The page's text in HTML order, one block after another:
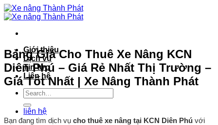
Bỏ
qua
dung
Giới thiệu
Dịch vụ
Tin tức
Liên hệ
liên hệ
Bảng Giá Cho Thuê Xe Nâng KCN
Diên Phú – Giá Rẻ Nhất Thị Trường –
Giá Tốt Nhất | Xe Nâng Thành Phát
Bạn đang tìm dịch vụ cho thuê xe nâng tại KCN Diên Phú với